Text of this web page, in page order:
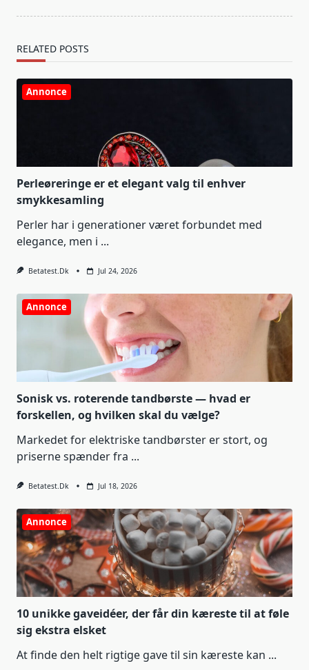
RELATED POSTS
Annonce
Perleøreringe er et elegant valg til enhver
smykkesamling
Perler har i generationer været forbundet med
elegance, men i ...
Betatest.dk Jul 24, 2026
Annonce
Sonisk vs. roterende tandbørste — hvad er
forskellen, og hvilken skal du vælge?
Markedet for elektriske tandbørster er stort, og
priserne spænder fra ...
Betatest.dk Jul 18, 2026
Annonce
10 unikke gaveidéer, der får din kæreste til at føle
sig ekstra elsket
At finde den helt rigtige gave til sin kæreste kan ...